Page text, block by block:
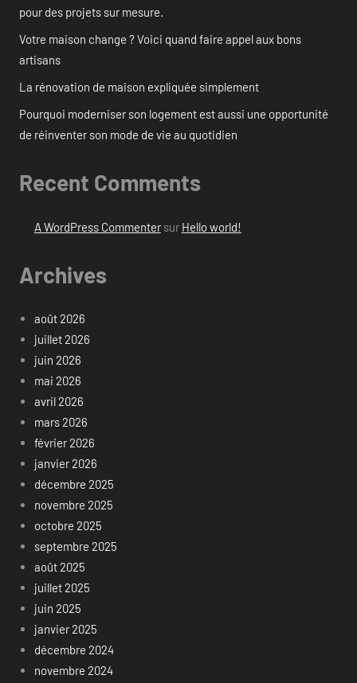
pour des projets sur mesure.
Votre maison change ? Voici quand faire appel aux bons
artisans
La rénovation de maison expliquée simplement
Pourquoi moderniser son logement est aussi une opportunité
de réinventer son mode de vie au quotidien
Recent Comments
A WordPress Commentersur Hello world!
Archives
août 2026
juillet 2026
juin 2026
mai 2026
avril 2026
mars 2026
février 2026
janvier 2026
décembre 2025
novembre 2025
octobre 2025
septembre 2025
août 2025
juillet 2025
juin 2025
janvier 2025
décembre 2024
novembre 2024